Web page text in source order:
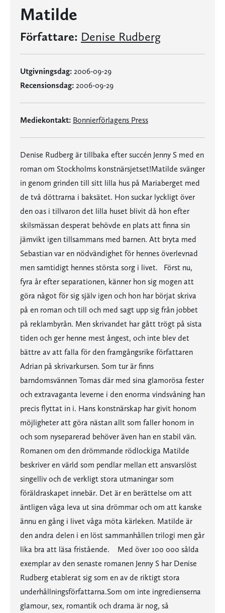
Matilde
Författare: Denise Rudberg
Utgivningsdag: 2006-09-29
Recensionsdag: 2006-09-29
Mediekontakt: Bonnierförlagens Press
Denise Rudberg är tillbaka efter succén Jenny S med en
roman om Stockholms konstnärsjetset!Matilde svänger
in genom grinden till sitt lilla hus på Mariaberget med
de två döttrarna i baksätet. Hon suckar lyckligt över
den oas i tillvaron det lilla huset blivit då hon efter
skilsmässan desperat behövde en plats att finna sin
jämvikt igen tillsammans med barnen. Att bryta med
Sebastian var en nödvändighet för hennes överlevnad
men samtidigt hennes största sorg i livet. Först nu,
fyra år efter separationen, känner hon sig mogen att
göra något för sig själv igen och hon har börjat skriva
på en roman och till och med sagt upp sig från jobbet
på reklambyrån. Men skrivandet har gått trögt på sista
tiden och ger henne mest ångest, och inte blev det
bättre av att falla för den framgångsrike författaren
Adrian på skrivarkursen. Som tur är finns
barndomsvännen Tomas där med sina glamorösa fester
och extravaganta leverne i den enorma vindsvåning han
precis flyttat in i. Hans konstnärskap har givit honom
möjligheter att göra nästan allt som faller honom in
och som nyseparerad behöver även han en stabil vän.
Romanen om den drömmande rödlockiga Matilde
beskriver en värld som pendlar mellan ett ansvarslöst
singelliv och de verkligt stora utmaningar som
föräldraskapet innebär. Det är en berättelse om att
äntligen våga leva ut sina drömmar och om att kanske
ännu en gång i livet våga möta kärleken. Matilde är
den andra delen i en löst sammanhållen trilogi men går
lika bra att läsa fristående. Med över 100 000 sålda
exemplar av den senaste romanen Jenny S har Denise
Rudberg etablerat sig som en av de riktigt stora
underhållningsförfattarna.Som om inte ingredienserna
glamour, sex, romantik och drama är nog, så